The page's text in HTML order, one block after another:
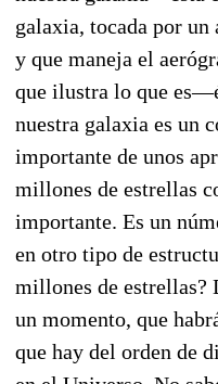
galaxia, tocada por un
y que maneja el
que ilustra lo que
nuestra galaxia es un
importante de unos
millones de estrellas
importante. Es un
en otro tipo de
millones de estrellas?
un momento, que
que hay del orden de